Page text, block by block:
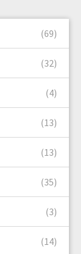
(69)
(32)
(4)
(13)
(13)
(35)
(3)
(14)